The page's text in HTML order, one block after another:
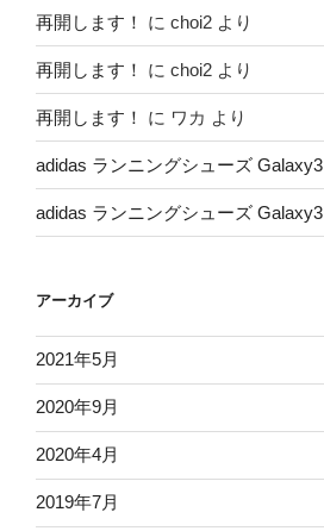
再開します！ に choi2 より
再開します！ に choi2 より
再開します！ に ワカ より
adidas ランニングシューズ Galaxy3
adidas ランニングシューズ Galaxy3
アーカイブ
2021年5月
2020年9月
2020年4月
2019年7月